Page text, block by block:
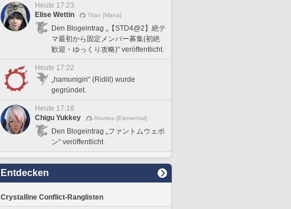
Heute 17:23
Elise Wettin
Titan [Mana]
Den Blogeintrag „【STD4@2】絶テ
マ最初から固定メンバー募集(初絶
歓迎・ゆっくり攻略)“ veröffentlicht.
Heute 17:22
„hamunigiri“ (Ridill) wurde
gegründet.
Heute 17:18
Chigu Yukkey
Atomos [Elemental]
Den Blogeintrag „ファントムウェポ
ン“ veröffentlicht.
Entdecken
Crystalline Conflict-Ranglisten